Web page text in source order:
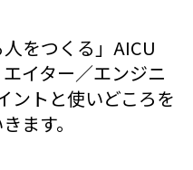
をつくる」AICU
イター／エンジニ
ントと使いどころを
ます。